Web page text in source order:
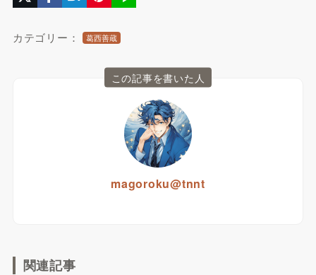
カテゴリー： 葛西善蔵
この記事を書いた人
magoroku@tnnt
関連記事